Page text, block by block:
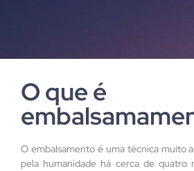
O que é
O embalsamento é uma técnica muito
pela humanidade há cerca de quatro